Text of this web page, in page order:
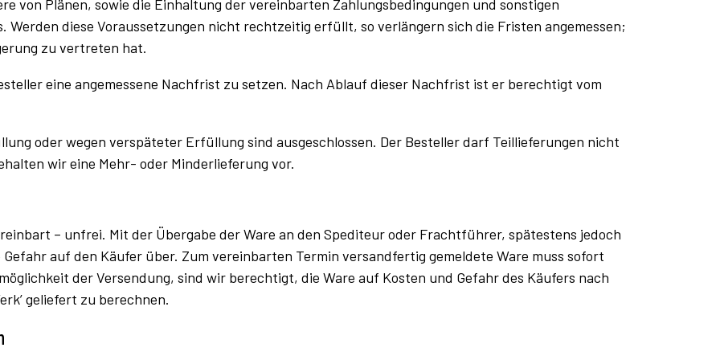
von Plänen, sowie die Einhaltung der vereinbarten Zahlungsbedingungen und sonstigen
diese Voraussetzungen nicht rechtzeitig erfüllt, so verlängern sich die Fristen angemessen;
zu vertreten hat.
eine angemessene Nachfrist zu setzen. Nach Ablauf dieser Nachfrist ist er berechtigt vom
oder wegen verspäteter Erfüllung sind ausgeschlossen. Der Besteller darf Teillieferungen nicht
wir eine Mehr- oder Minderlieferung vor.
– unfrei. Mit der Übergabe der Ware an den Spediteur oder Frachtführer, spätestens jedoch
auf den Käufer über. Zum vereinbarten Termin versandfertig gemeldete Ware muss sofort
der Versendung, sind wir berechtigt, die Ware auf Kosten und Gefahr des Käufers nach
geliefert zu berechnen.